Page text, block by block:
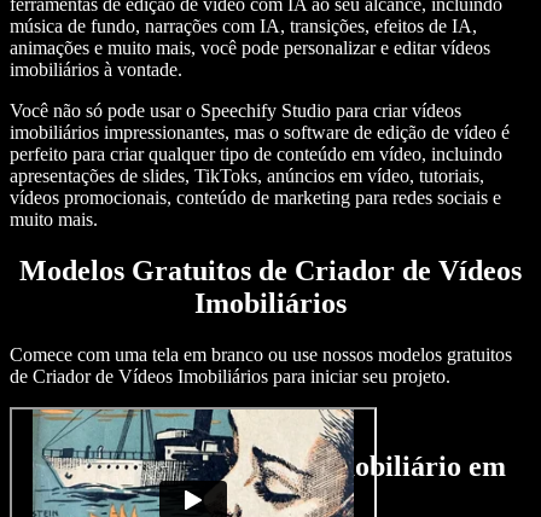
ferramentas de edição de vídeo com IA ao seu alcance, incluindo
música de fundo, narrações com IA, transições, efeitos de IA,
animações e muito mais, você pode personalizar e editar vídeos
imobiliários à vontade.
Você não só pode usar o Speechify Studio para criar vídeos
imobiliários impressionantes, mas o software de edição de vídeo é
perfeito para criar qualquer tipo de conteúdo em vídeo, incluindo
apresentações de slides, TikToks, anúncios em vídeo, tutoriais,
vídeos promocionais, conteúdo de marketing para redes sociais e
muito mais.
Modelos Gratuitos de Criador de Vídeos
Imobiliários
Comece com uma tela em branco ou use nossos modelos gratuitos
de Criador de Vídeos Imobiliários para iniciar seu projeto.
Como Criar um Vídeo Imobiliário em
Minutos